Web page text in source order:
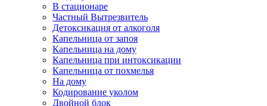
В стационаре
Частный Вытрезвитель
Детоксикация от алкоголя
Капельница от запоя
Капельница на дому
Капельница при интоксикации
Капельница от похмелья
На дому
Кодирование уколом
Двойной блок